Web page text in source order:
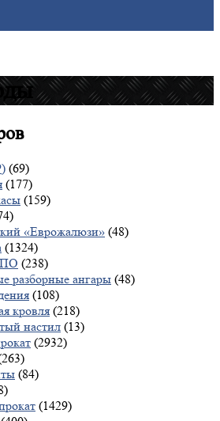
(69)
(177)
(159)
«Еврожалюзи» (48)
(1324)
(238)
разборные ангары (48)
(108)
кровля (218)
настил (13)
(2932)
(84)
(1429)